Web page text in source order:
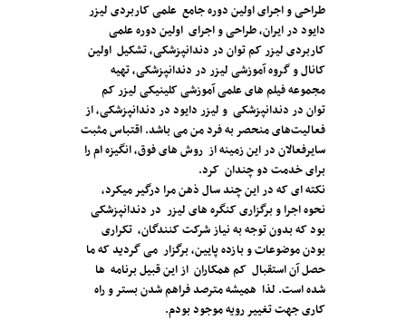
طراحی و اجرای اولین دوره جامع علمی کاربردی لیزر
دایود در ایران، طراحی و اجرای اولین دوره علمی
کاربردی لیزر کم توان در دندانپزشکی، تشکیل اولین
کانال و گروه آموزشی لیزر در دندانپزشکی، تهیه
مجموعه فیلم های علمی آموزشی کلینیکی لیزر کم
توان در دندانپزشکی و لیزر دایود در دندانپزشکی، از
فعالیت‌های منحصر به فرد من می باشد. اقتباس مثبت
سایرفعالان در این زمینه از روش های فوق، انگیزه ام را
برای خدمت دو چندان کرد.
نکته ای که در این چند سال ذهن مرا درگیر میکرد،
نحوه اجرا و برگزاری کنگره های لیزر در دندانپزشکی
بود که بدون توجه به نیاز شرکت کنندگان، تکراری
بودن موضوعات و بازده پایین، برگزار می گردید که ما
حصل آن استقبال کم همکاران از این قبیل برنامه ها
شده است. لذا همیشه مترصد فراهم شدن بستر و راه
کاری جهت تغییر رویه موجود بودم.